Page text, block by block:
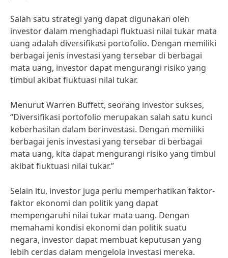
Salah satu strategi yang dapat digunakan oleh
investor dalam menghadapi fluktuasi nilai tukar mata
uang adalah diversifikasi portofolio. Dengan memiliki
berbagai jenis investasi yang tersebar di berbagai
mata uang, investor dapat mengurangi risiko yang
timbul akibat fluktuasi nilai tukar.
Menurut Warren Buffett, seorang investor sukses,
“Diversifikasi portofolio merupakan salah satu kunci
keberhasilan dalam berinvestasi. Dengan memiliki
berbagai jenis investasi yang tersebar di berbagai
mata uang, kita dapat mengurangi risiko yang timbul
akibat fluktuasi nilai tukar.”
Selain itu, investor juga perlu memperhatikan faktor-
faktor ekonomi dan politik yang dapat
mempengaruhi nilai tukar mata uang. Dengan
memahami kondisi ekonomi dan politik suatu
negara, investor dapat membuat keputusan yang
lebih cerdas dalam mengelola investasi mereka.